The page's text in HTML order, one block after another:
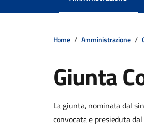
Home Amministrazione
Giunta
Dettagli
La giunta, nominata dal
convocata e presieduta